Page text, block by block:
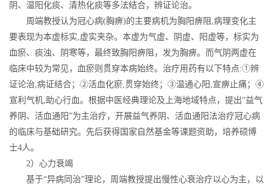
阴、温阳化痰、清热化痰等多法结合，辨证论治。
周端教授认为冠心病(胸痹)的主要病机为胸阳痹阻,病理变化主
要表现为本虚标实,虚实夹杂。本虚为气虚、阴虚、阳虚等，标实为
血瘀、痰浊、阴寒等，最终致胸阳痹阻，发为胸痹。而气阴两虚在
临床中较为常见，血瘀则贯穿本病始终。治疗用药有以下特点:①辨
证论治,病证结合；②活血化瘀,贯穿始终；③温通心阳,宣痹止痛；④
宣利气机,助心行血。根据中医经典理论及上海地域特点，提出“益气
养阴、活血通阳”为主治疗，开展益气养阴、活血通阳法治疗冠心病
的临床与基础研究。先后获得国家自然基金等课题资助，培养硕博
士4人。
2）心力衰竭
基于“异病同治”理论，周端教授提出慢性心衰治疗以心为主，以